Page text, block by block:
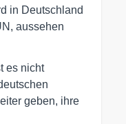
in Deutschland
aussehen
es nicht
geben, ihre